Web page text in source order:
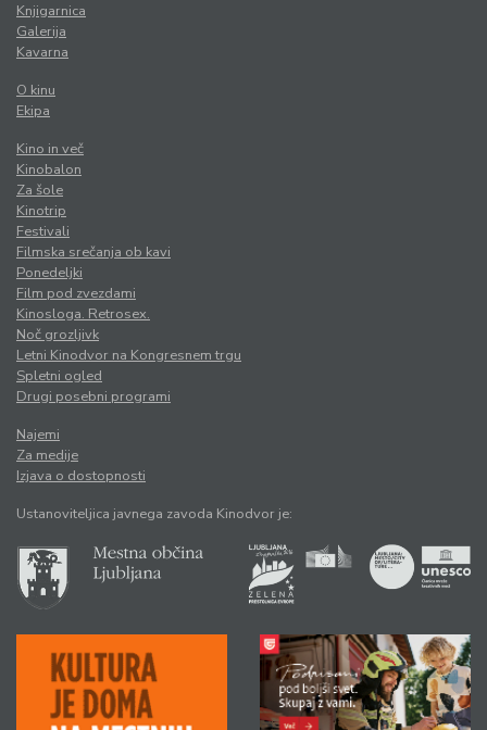
Knjigarnica
Galerija
Kavarna
O kinu
Ekipa
Kino in več
Kinobalon
Za šole
Kinotrip
Festivali
Filmska srečanja ob kavi
Ponedeljki
Film pod zvezdami
Kinosloga. Retrosex.
Noč grozljivk
Letni Kinodvor na Kongresnem trgu
Spletni ogled
Drugi posebni programi
Najemi
Za medije
Izjava o dostopnosti
Ustanoviteljica javnega zavoda Kinodvor je: